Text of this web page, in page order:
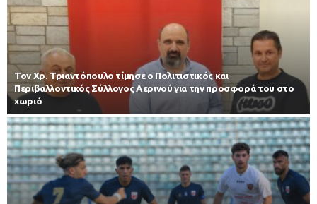
Τον Χρ. Τριαντόπουλο τίμησε ο Πολιτιστικός και
Περιβαλλοντικός Σύλλογος Αερινού για την προσφορά του στο
χωριό